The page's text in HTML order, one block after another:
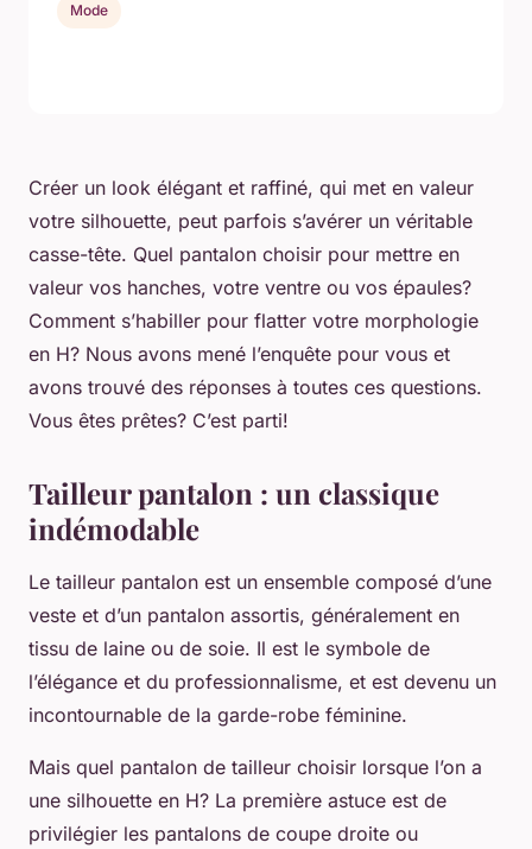
Créer un look élégant et raffiné, qui met en valeur
votre silhouette, peut parfois s’avérer un véritable
casse-tête. Quel pantalon choisir pour mettre en
valeur vos hanches, votre ventre ou vos épaules?
Comment s’habiller pour flatter votre morphologie
en H? Nous avons mené l’enquête pour vous et
avons trouvé des réponses à toutes ces questions.
Vous êtes prêtes? C’est parti!
Tailleur pantalon : un classique
indémodable
Le tailleur pantalon est un ensemble composé d’une
veste et d’un pantalon assortis, généralement en
tissu de laine ou de soie. Il est le symbole de
l’élégance et du professionnalisme, et est devenu un
incontournable de la garde-robe féminine.
Mais quel pantalon de tailleur choisir lorsque l’on a
une silhouette en H? La première astuce est de
privilégier les pantalons de coupe droite ou
Mode